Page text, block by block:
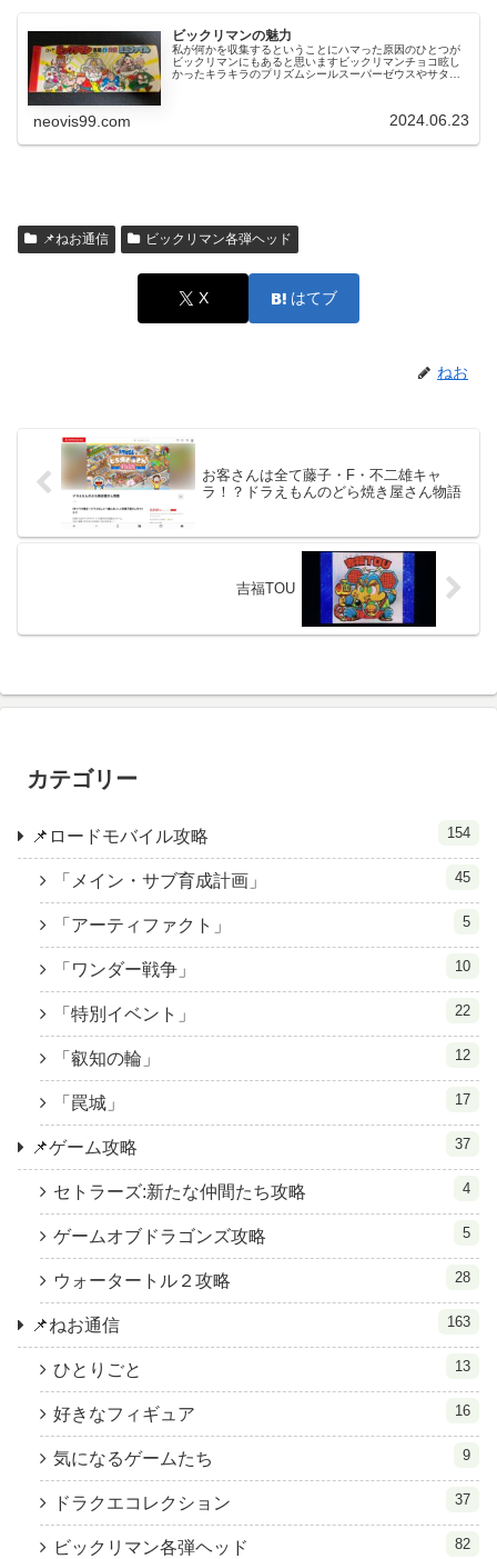
ビックリマンの魅力
私が何かを収集するということにハマった原因のひとつが
ビックリマンにもあると思いますビックリマンチョコ眩し
かったキラキラのプリズムシールスーパーゼウスやサタン
neovis99.com 2024.06.23
📌ねお通信 ビックリマン各弾ヘッド
X はてブ
ねお
お客さんは全て藤子・F・不二雄キャ
ラ！？ドラえもんのどら焼き屋さん物語
吉福TOU
カテゴリー
📌ロードモバイル攻略 154
「メイン・サブ育成計画」 45
「アーティファクト」 5
「ワンダー戦争」 10
「特別イベント」 22
「叡知の輪」 12
「罠城」 17
📌ゲーム攻略 37
セトラーズ:新たな仲間たち攻略 4
ゲームオブドラゴンズ攻略 5
ウォータートル２攻略 28
📌ねお通信 163
ひとりごと 13
好きなフィギュア 16
気になるゲームたち 9
ドラクエコレクション 37
ビックリマン各弾ヘッド 82